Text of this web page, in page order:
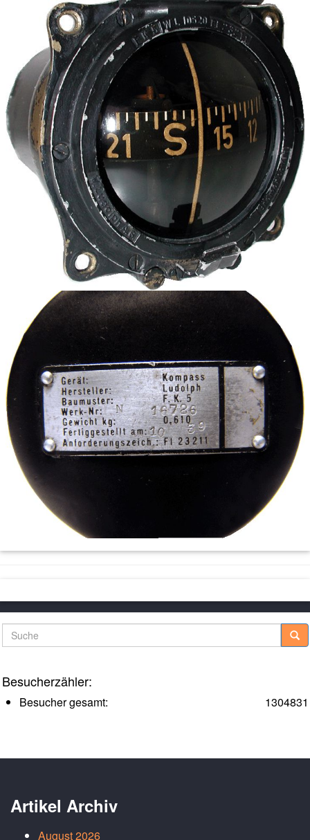
Suche
Besucherzähler:
1304831
Besucher gesamt:
Artikel Archiv
August 2026